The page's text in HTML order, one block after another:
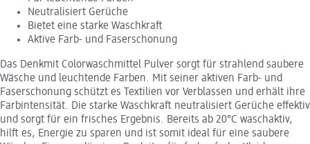
Neutralisiert Gerüche
Bietet eine starke Waschkraft
Aktive Farb- und Faserschonung
Das Denkmit Colorwaschmittel Pulver sorgt für strahlend saubere
Wäsche und leuchtende Farben. Mit seiner aktiven Farb- und
Faserschonung schützt es Textilien vor Verblassen und erhält ihre
Farbintensität. Die starke Waschkraft neutralisiert Gerüche effektiv
und sorgt für ein frisches Ergebnis. Bereits ab 20°C waschaktiv,
hilft es, Energie zu sparen und ist somit ideal für eine saubere